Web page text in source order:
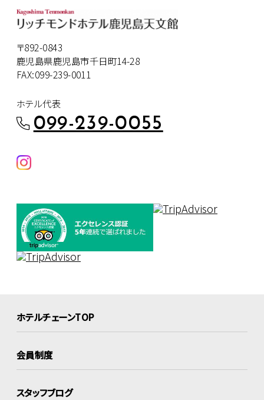
〒892-0843
鹿児島県鹿児島市千日町14-28
FAX:099-239-0011
ホテル代表
099-239-0055
ホテルチェーンTOP
会員制度
スタッフブログ